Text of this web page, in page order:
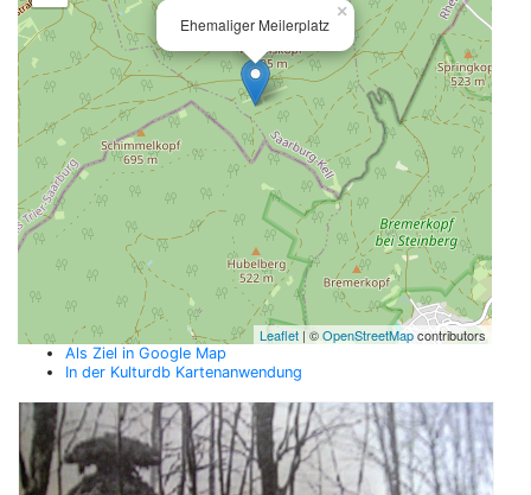
Ehemaliger Meilerplatz
×
Leaflet | ©OpenStreetMapcontributors
Als Ziel in Google Map
In der Kulturdb Kartenanwendung